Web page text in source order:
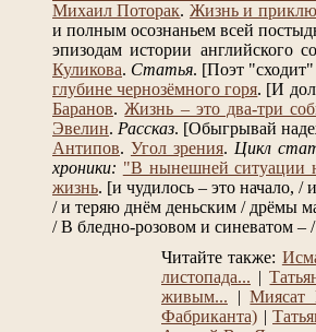
Михаил Поторак. Жизнь и
и полным осознаньем всей
эпизодам истории английского
Куликова. Статья. [Поэт "сходит"
глубине чернозёмного горя. [И
Баранов.Жизнь – это два-три
Эвелин. Рассказ. [Обыгрывай
Антипов. Угол зрения. Цикл
хроники: "В нынешней ситуации
жизнь. [и чудилось – это начало, /
/ и теряю днём деньским / дрёмы
/ В бледно-розовом и синеватом
Читайте также:
листопада... |
живым... |Миясат
Фабриканта) |